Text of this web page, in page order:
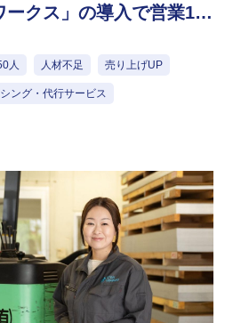
ークス」の導入で営業1名
規模が倍増
人 人材不足 売り上げUP
ング・代行サービス